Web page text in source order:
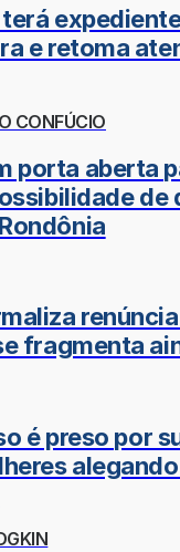
terá
e retoma
CONFÚCIO
porta aberta
de
fragmenta
é preso por